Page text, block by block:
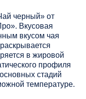
черный» от
Вкусовая
вкусом чая
в жировой
профиля
стадий
температуре.